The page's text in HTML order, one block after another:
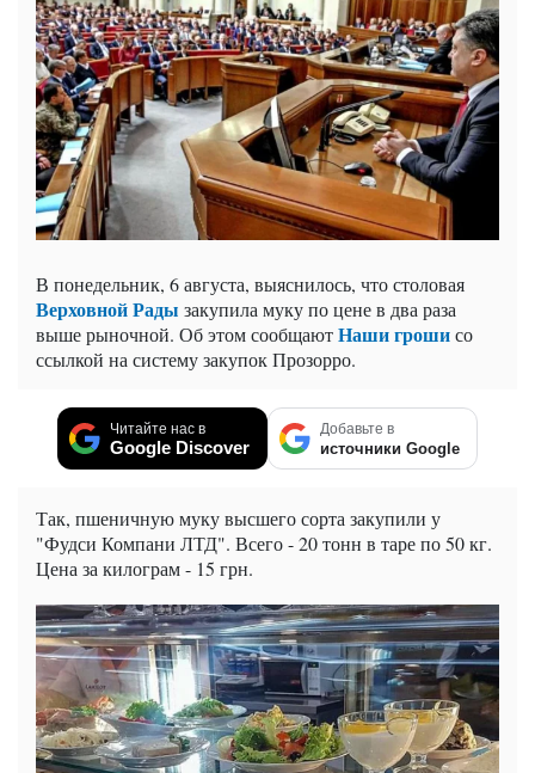
В понедельник, 6 августа, выяснилось, что столовая
Верховной Рады закупила муку по цене в два раза
выше рыночной. Об этом сообщаютНаши грошисо
ссылкой на систему закупок Прозорро.
Читайте нас в
Google Discover
Добавьте в
источники Google
Так, пшеничную муку высшего сорта закупили у
"Фудси Компани ЛТД". Всего - 20 тонн в таре по 50 кг.
Цена за килограм - 15 грн.